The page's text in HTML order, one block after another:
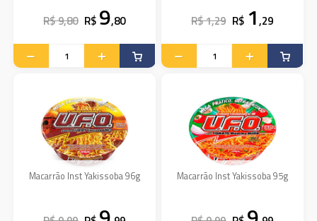
R$ 9,80 R$ 9,80 R$ 1,29 R$ 1,29
Macarrão Inst Yakissoba 96g Macarrão Inst Yakissoba 95g